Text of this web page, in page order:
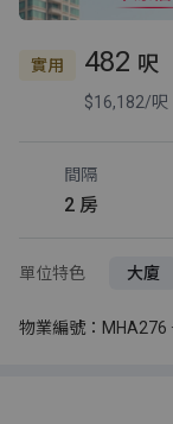
實用 482 呎
$16,182/呎
間隔
2 房
單位特色 大廈
物業編號：MHA276